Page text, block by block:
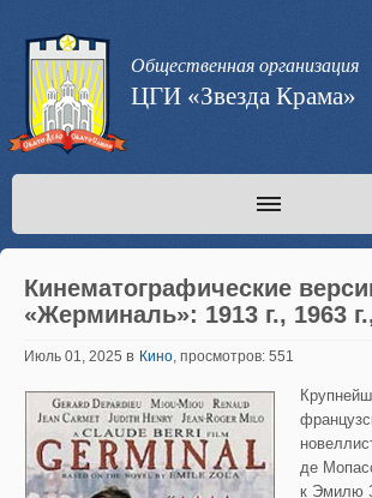
Общественная организация
ЦГИ «Звезда Крама»
Кинематографические
«Жерминаль»: 1913 г., 1963
Июль 01, 2025 в Кино, просмотров: 551
де
к Эмилю